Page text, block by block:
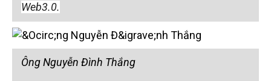
Web3.0.
Ông Nguyễn Đình Thắng